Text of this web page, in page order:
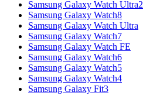
Samsung Galaxy Watch Ultra2
Samsung Galaxy Watch8
Samsung Galaxy Watch Ultra
Samsung Galaxy Watch7
Samsung Galaxy Watch FE
Samsung Galaxy Watch6
Samsung Galaxy Watch5
Samsung Galaxy Watch4
Samsung Galaxy Fit3